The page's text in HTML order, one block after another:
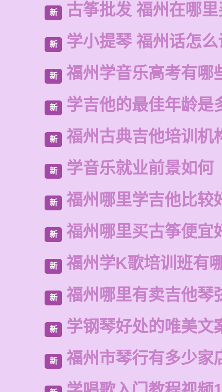
新 古筝批发 福州在哪
新 学小提琴 福州话怎
新 福州学音乐高考有哪
新 学吉他的最佳年龄是
新 福州古典吉他培训机
新 学音乐就业前景如何
新 福州哪里学吉他比较
新 福州哪里买古筝便宜
新 福州学K歌培训班有
新 福州哪里有卖吉他琴
新 学钢琴好处的唯美文
新 福州市琴行有多少家